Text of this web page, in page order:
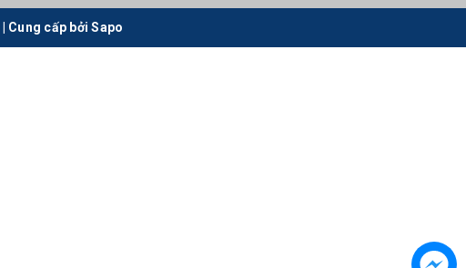
Cung cấp bởiSapo